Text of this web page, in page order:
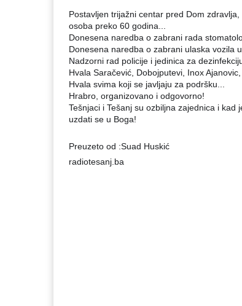
Postavljen trijažni centar pred Dom
osoba preko 60 godina...
Donesena naredba o zabrani rada
Donesena naredba o zabrani ulaska vozila
Nadzorni rad policije i jedinica za
Hvala Saračević, Dobojputevi, Inox
Hvala svima koji se javljaju za podršku...
Hrabro, organizovano i odgovorno!
Tešnjaci i Tešanj su ozbiljna zajednica i
uzdati se u Boga!
Preuzeto od :Suad Huskić
radiotesanj.ba